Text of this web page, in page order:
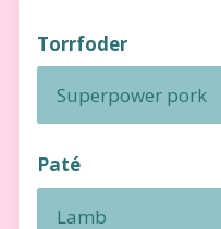
Torrfoder
Paté